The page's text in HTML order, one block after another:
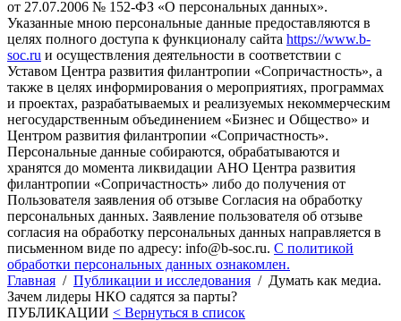
от 27.07.2006 № 152-ФЗ «О персональных данных».
Указанные мною персональные данные предоставляются в
целях полного доступа к функционалу сайта https://www.b-
soc.ru и осуществления деятельности в соответствии с
Уставом Центра развития филантропии «Сопричастность», а
также в целях информирования о мероприятиях, программах
и проектах, разрабатываемых и реализуемых некоммерческим
негосударственным объединением «Бизнес и Общество» и
Центром развития филантропии «Сопричастность».
Персональные данные собираются, обрабатываются и
хранятся до момента ликвидации АНО Центра развития
филантропии «Сопричастность» либо до получения от
Пользователя заявления об отзыве Согласия на обработку
персональных данных. Заявление пользователя об отзыве
согласия на обработку персональных данных направляется в
письменном виде по адресу: info@b-soc.ru. С политикой
обработки персональных данных ознакомлен.
Главная / Публикации и исследования / Думать как медиа.
Зачем лидеры НКО садятся за парты?
ПУБЛИКАЦИИ < Вернуться в список